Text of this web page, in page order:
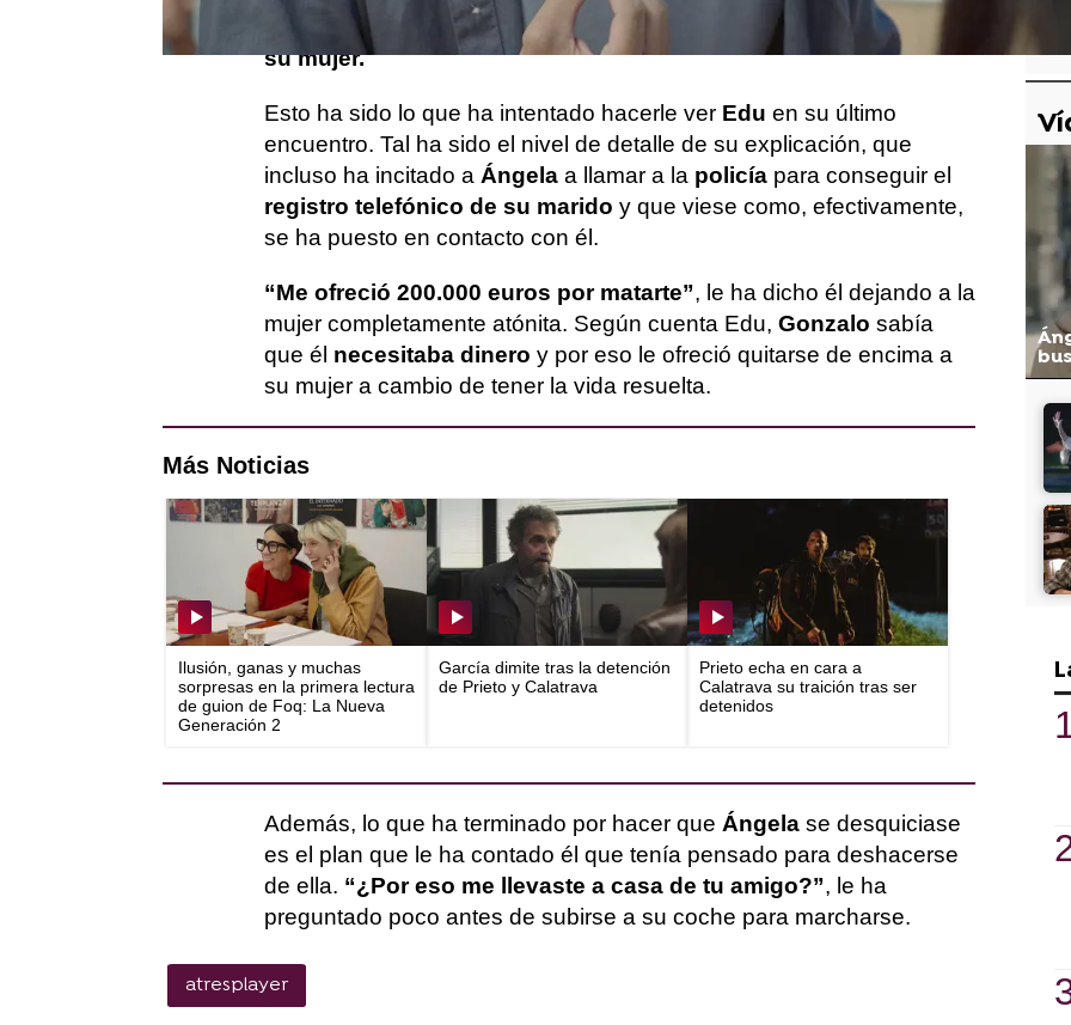
persona es
Gonzalo es porque, según él, le contrató para
matar a
su mujer.
Esto ha sido lo que ha intentado hacerle ver Edu en su último
encuentro. Tal ha sido el nivel de detalle de su explicación, que
incluso ha incitado a Ángela a llamar a la policía para conseguir el
registro telefónico de su marido y que viese como, efectivamente,
se ha puesto en contacto con él.
“Me ofreció 200.000 euros por matarte”, le ha dicho él dejando a la
mujer completamente atónita. Según cuenta Edu, Gonzalo sabía
que él necesitaba dinero y por eso le ofreció quitarse de encima a
su mujer a cambio de tener la vida resuelta.
Más Noticias
Ilusión, ganas y muchas
sorpresas en la primera lectura
de guion de Foq: La Nueva
Generación 2
García dimite tras la detención
de Prieto y Calatrava
Prieto echa en cara a
Calatrava su traición tras ser
detenidos
Además, lo que ha terminado por hacer que Ángela se desquiciase
es el plan que le ha contado él que tenía pensado para deshacerse
de ella. “¿Por eso me llevaste a casa de tu amigo?”, le ha
preguntado poco antes de subirse a su coche para marcharse.
atresplayer